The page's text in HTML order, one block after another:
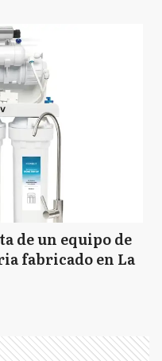
de un equipo de
fabricado en La